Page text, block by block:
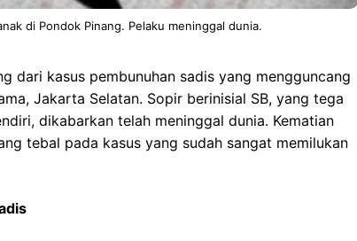
di Pondok Pinang. Pelaku meninggal dunia.
dari kasus pembunuhan sadis yang mengguncang
Jakarta Selatan. Sopir berinisial SB, yang tega
dikabarkan telah meninggal dunia. Kematian
tebal pada kasus yang sudah sangat memilukan